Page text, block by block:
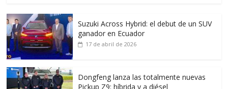
Suzuki Across Hybrid: el debut de un SUV
ganador en Ecuador
17 de abril de 2026
Dongfeng lanza las totalmente nuevas
Pickup Z9: híbrida y a diésel